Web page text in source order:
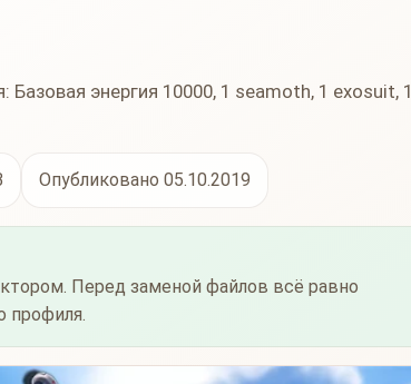
энергия 10000, 1 seamoth, 1 exosuit, 1
Опубликовано 05.10.2019
Перед заменой файлов всё равно
профиля.